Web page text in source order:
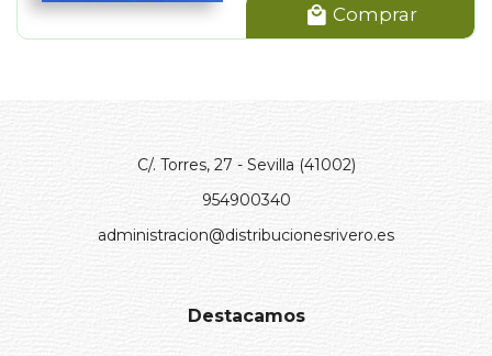
Comprar
C/. Torres, 27 - Sevilla (41002)
954900340
administracion@distribucionesrivero.es
Destacamos